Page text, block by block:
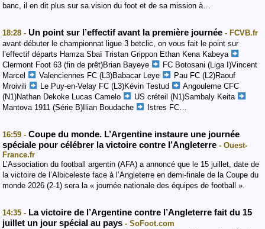
banc, il en dit plus sur sa vision du foot et de sa mission à…
18:28 - Un point sur l’effectif avant la première journée - FCVB.fr
avant débuter le championnat ligue 3 betclic, on vous fait le point sur
l’effectif départs Hamza Sbaï Tristan Grippon Ethan Kena Kabeya
Clermont Foot 63 (fin de prêt)Brian Bayeye
FC Botosani (Liga I)Vincent
Marcel
Valenciennes FC (L3)Babacar Leye
Pau FC (L2)Raouf
Mroivili
Le Puy-en-Velay FC (L3)Kévin Testud
Angouleme CFC
(N1)Nathan Dekoke Lucas Camelo
US créteil (N1)Sambaly Keita
Mantova 1911 (Série B)Ilian Boudache
Istres FC…
16:59 - Coupe du monde. L’Argentine instaure une journée
spéciale pour célébrer la victoire contre l’Angleterre - Ouest-
France.fr
L’Association du football argentin (AFA) a annoncé que le 15 juillet, date de
la victoire de l’Albiceleste face à l’Angleterre en demi-finale de la Coupe du
monde 2026 (2-1) sera la « journée nationale des équipes de football ».
14:35 - La victoire de l’Argentine contre l’Angleterre fait du 15
juillet un jour spécial au pays - SoFoot.com